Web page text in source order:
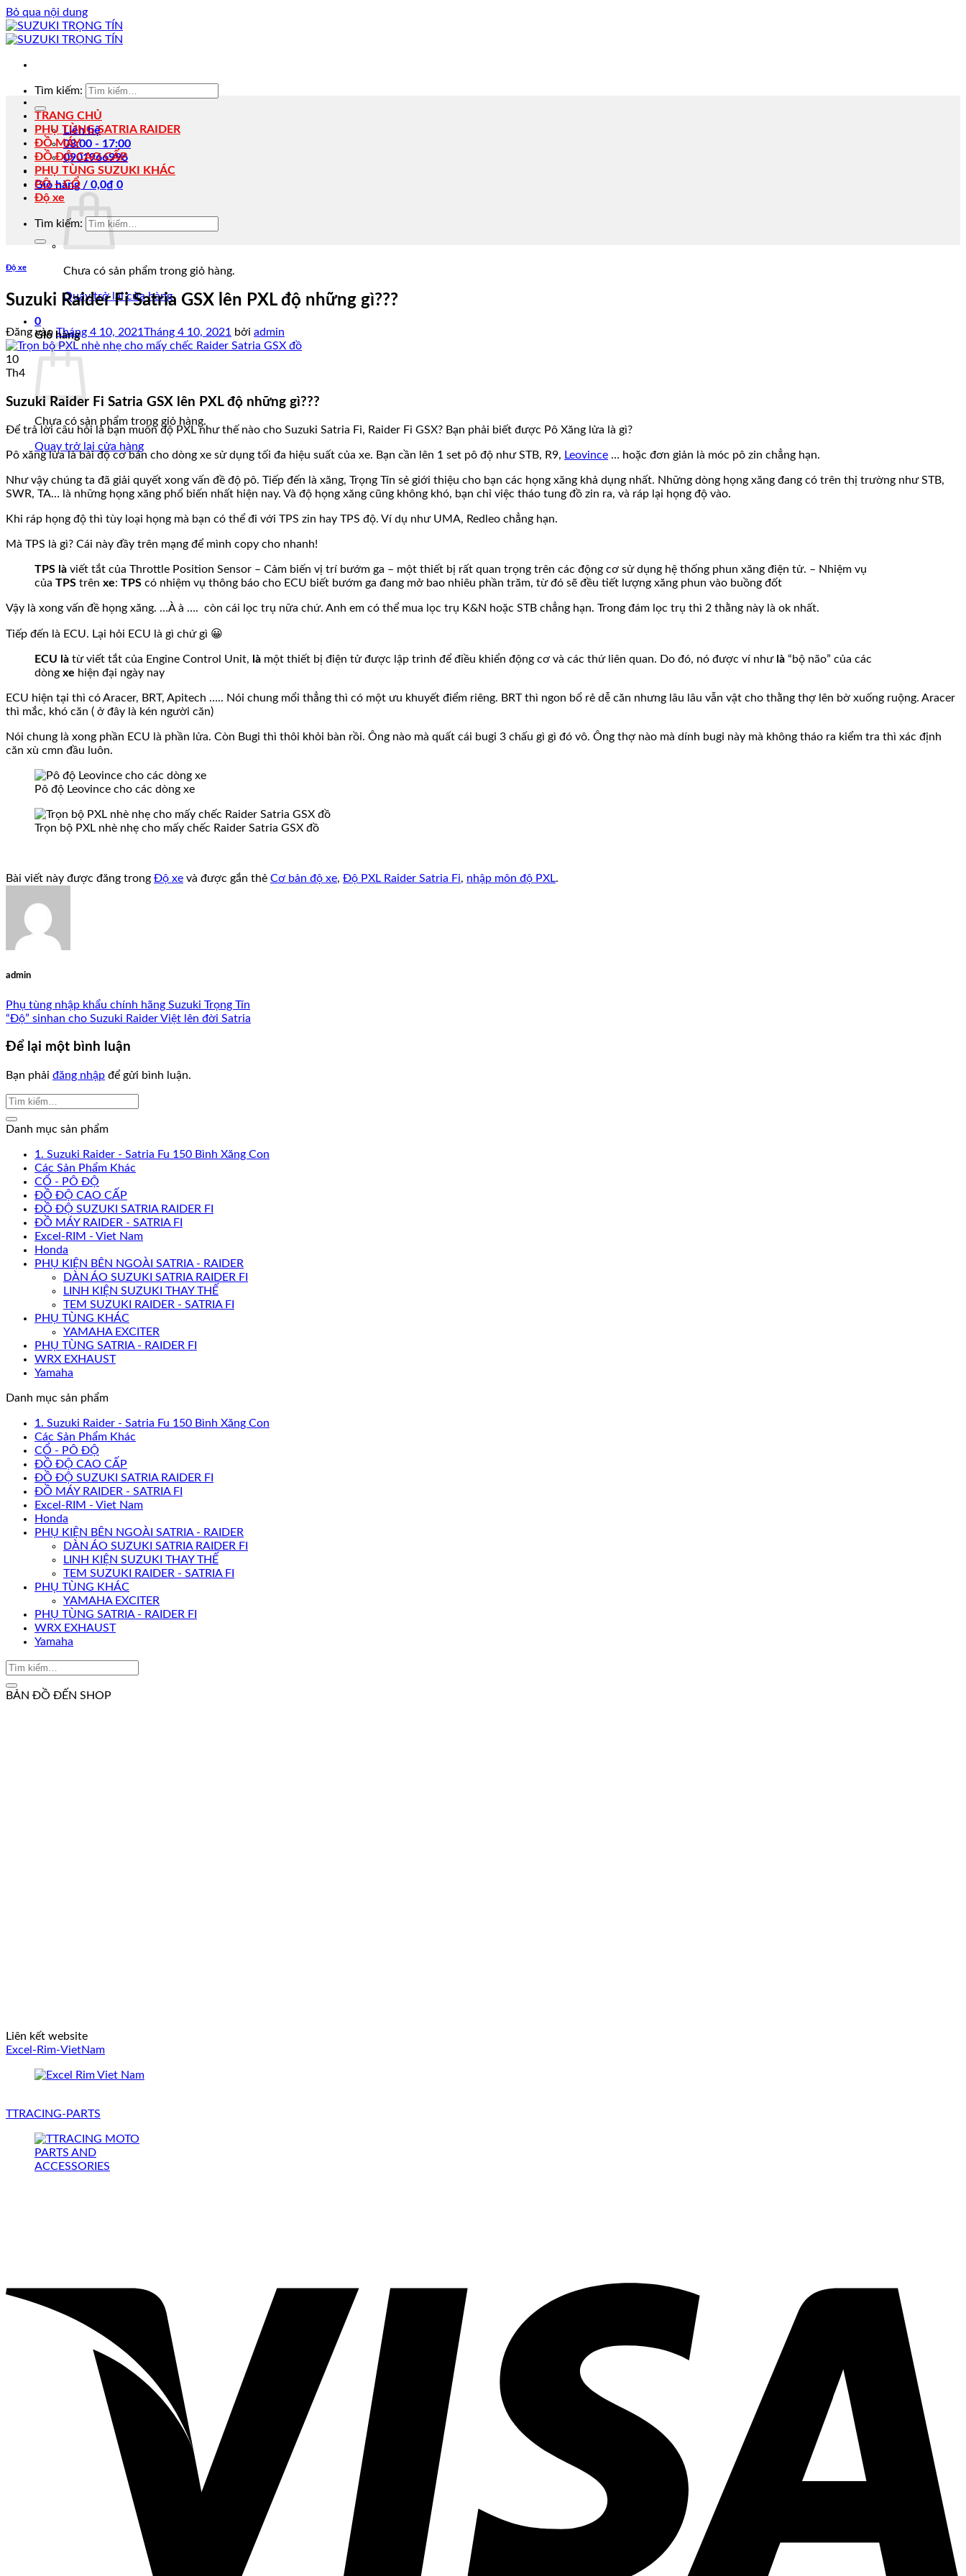
Bỏ qua nội dung
Tìm kiếm:
Liên hệ
08:00 - 17:00
0901966996
Giỏ hàng / 0,0₫ 0
Chưa có sản phẩm trong giỏ hàng.
Quay trở lại cửa hàng
0
Giỏ hàng
Chưa có sản phẩm trong giỏ hàng.
Quay trở lại cửa hàng
TRANG CHỦ
PHỤ TÙNG SATRIA RAIDER
ĐỒ MÁY
ĐỒ ĐỘ CAO CẤP
PHỤ TÙNG SUZUKI KHÁC
PÔ – CỔ
Độ xe
Tìm kiếm:
Độ xe
Suzuki Raider Fi Satria GSX lên PXL độ những gì???
Đăng vào Tháng 4 10, 2021 Tháng 4 10, 2021 bởi admin
10
Th4
Suzuki Raider Fi Satria GSX lên PXL độ những gì???
Để trả lời câu hỏi là bạn muốn độ PXL như thế nào cho Suzuki Satria Fi, Raider Fi GSX? Bạn phải biết được Pô Xăng lửa là gì?
Pô xăng lửa là bài độ cơ bản cho dòng xe sử dụng tối đa hiệu suất của xe. Bạn cần lên 1 set pô độ như STB, R9, Leovince … hoặc đơn giản là móc pô zin chẳng hạn.
Như vậy chúng ta đã giải quyết xong vấn đề độ pô. Tiếp đến là xăng, Trọng Tín sẻ giới thiệu cho bạn các họng xăng khả dụng nhất. Những dòng họng xăng đang có trên thị trường như STB,
SWR, TA… là những họng xăng phổ biến nhất hiện nay. Và độ họng xăng cũng không khó, bạn chỉ việc tháo tung đồ zin ra, và ráp lại họng độ vào.
Khi ráp họng độ thì tùy loại họng mà bạn có thể đi với TPS zin hay TPS độ. Ví dụ như UMA, Redleo chẳng hạn.
Mà TPS là gì? Cái này đầy trên mạng để mình copy cho nhanh!
TPS là viết tắt của Throttle Position Sensor – Cảm biến vị trí bướm ga – một thiết bị rất quan trọng trên các động cơ sử dụng hệ thống phun xăng điện tử. – Nhiệm vụ
của TPS trên xe: TPS có nhiệm vụ thông báo cho ECU biết bướm ga đang mở bao nhiêu phần trăm, từ đó sẽ đều tiết lượng xăng phun vào buồng đốt
Vậy là xong vấn đề họng xăng. …À à …. còn cái lọc trụ nữa chứ. Anh em có thể mua lọc trụ K&N hoặc STB chẳng hạn. Trong đám lọc trụ thì 2 thằng này là ok nhất.
Tiếp đến là ECU. Lại hỏi ECU là gì chứ gì 😀
ECU là từ viết tắt của Engine Control Unit, là một thiết bị điện tử được lập trình để điều khiển động cơ và các thứ liên quan. Do đó, nó được ví như là “bộ não” của các
dòng xe hiện đại ngày nay
ECU hiện tại thì có Aracer, BRT, Apitech ….. Nói chung mổi thẳng thì có một ưu khuyết điểm riêng. BRT thì ngon bổ rẻ dễ căn nhưng lâu lâu vẫn vật cho thằng thợ lên bờ xuống ruộng. Aracer
thì mắc, khó căn ( ở đây là kén người căn)
Nói chung là xong phần ECU là phần lửa. Còn Bugi thì thôi khỏi bàn rồi. Ông nào mà quất cái bugi 3 chấu gì gì đó vô. Ông thợ nào mà dính bugi này mà không tháo ra kiểm tra thì xác định
căn xù cmn đầu luôn.
Pô độ Leovince cho các dòng xe
Trọn bộ PXL nhè nhẹ cho mấy chếc Raider Satria GSX đồ
Bài viết này được đăng trong Độ xe và được gắn thẻ Cơ bản độ xe, Độ PXL Raider Satria Fi, nhập môn độ PXL.
admin
Phụ tùng nhập khẩu chính hãng Suzuki Trọng Tín
“Độ” sinhan cho Suzuki Raider Việt lên đời Satria
Để lại một bình luận
Bạn phải đăng nhập để gửi bình luận.
Danh mục sản phẩm
1. Suzuki Raider - Satria Fu 150 Bình Xăng Con
Các Sản Phẩm Khác
CỔ - PÔ ĐỘ
ĐỒ ĐỘ CAO CẤP
ĐỒ ĐỘ SUZUKI SATRIA RAIDER FI
ĐỒ MÁY RAIDER - SATRIA FI
Excel-RIM - Viet Nam
Honda
PHỤ KIỆN BÊN NGOÀI SATRIA - RAIDER
DÀN ÁO SUZUKI SATRIA RAIDER FI
LINH KIỆN SUZUKI THAY THẾ
TEM SUZUKI RAIDER - SATRIA FI
PHỤ TÙNG KHÁC
YAMAHA EXCITER
PHỤ TÙNG SATRIA - RAIDER FI
WRX EXHAUST
Yamaha
Danh mục sản phẩm
1. Suzuki Raider - Satria Fu 150 Bình Xăng Con
Các Sản Phẩm Khác
CỔ - PÔ ĐỘ
ĐỒ ĐỘ CAO CẤP
ĐỒ ĐỘ SUZUKI SATRIA RAIDER FI
ĐỒ MÁY RAIDER - SATRIA FI
Excel-RIM - Viet Nam
Honda
PHỤ KIỆN BÊN NGOÀI SATRIA - RAIDER
DÀN ÁO SUZUKI SATRIA RAIDER FI
LINH KIỆN SUZUKI THAY THẾ
TEM SUZUKI RAIDER - SATRIA FI
PHỤ TÙNG KHÁC
YAMAHA EXCITER
PHỤ TÙNG SATRIA - RAIDER FI
WRX EXHAUST
Yamaha
BẢN ĐỒ ĐẾN SHOP
Liên kết website
Excel-Rim-VietNam
TTRACING-PARTS